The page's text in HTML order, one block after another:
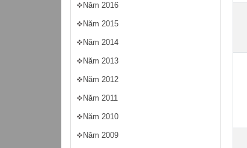
Năm 2016
Năm 2015
Năm 2014
Năm 2013
Năm 2012
Năm 2011
Năm 2010
Năm 2009